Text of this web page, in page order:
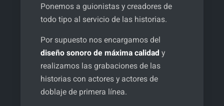
Ponemos a guionistas y creadores de
todo tipo al servicio de las historias.
Por supuesto nos encargamos del
diseño sonoro de máxima calidad y
realizamos las grabaciones de las
historias con actores y actores de
doblaje de primera línea.